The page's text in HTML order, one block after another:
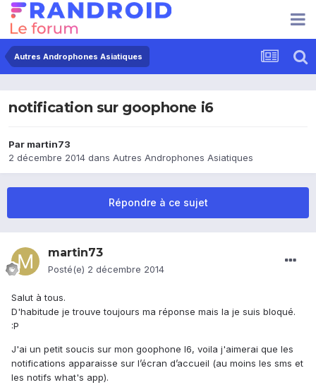
Autres Androphones Asiatiques
notification sur goophone i6
Par martin73
2 décembre 2014 dans Autres Androphones Asiatiques
Répondre à ce sujet
martin73
Posté(e) 2 décembre 2014
Salut à tous.
D'habitude je trouve toujours ma réponse mais la je suis bloqué.
:P
J'ai un petit soucis sur mon goophone I6, voila j'aimerai que les
notifications apparaisse sur l’écran d’accueil (au moins les sms et
les notifs what's app).